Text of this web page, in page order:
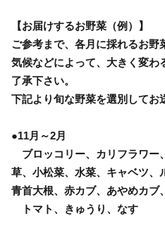
【お届けするお野菜（例）】
ご参考まで、各月に採れるお野
気候などによって、大きく変わ
了承下さい。
下記より旬な野菜を選別してお
●11月～2月
ブロッコリー、カリフラワー
草、小松菜、水菜、キャベツ、
青首大根、赤カブ、あやめカブ、
トマト、きゅうり、なす